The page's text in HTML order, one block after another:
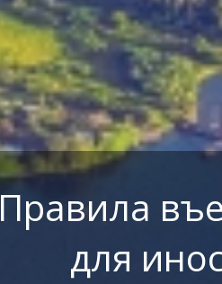
Правила
для